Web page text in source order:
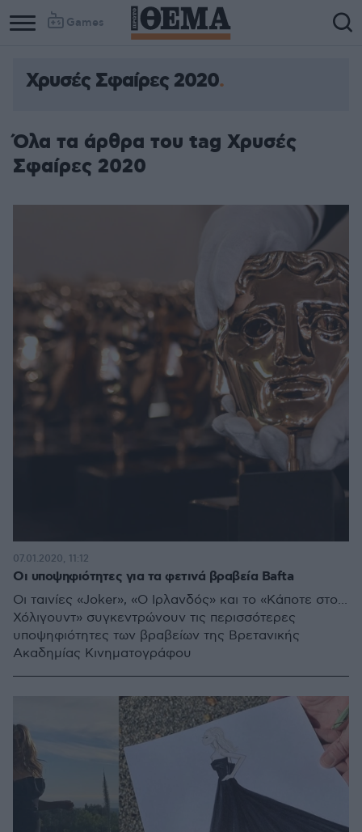
Games
Χρυσές Σφαίρες 2020
Όλα τα άρθρα του tag Χρυσές
Σφαίρες 2020
Οι υποψηφιότητες για τα φετινά βραβεία Bafta
Οι ταινίες «Joker», «Ο Ιρλανδός» και το «Κάποτε στο...
Χόλιγουντ» συγκεντρώνουν τις περισσότερες
υποψηφιότητες των βραβείων της Βρετανικής
Ακαδημίας Κινηματογράφου
07.01.2020, 11:12